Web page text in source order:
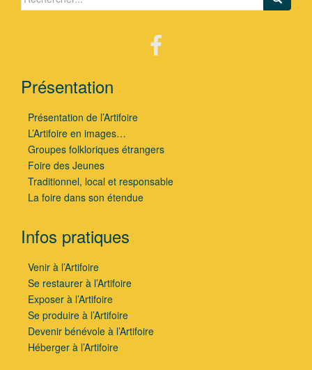
Présentation
Présentation de l’Artifoire
L’Artifoire en images…
Groupes folkloriques étrangers
Foire des Jeunes
Traditionnel, local et responsable
La foire dans son étendue
Infos pratiques
Venir à l’Artifoire
Se restaurer à l’Artifoire
Exposer à l’Artifoire
Se produire à l’Artifoire
Devenir bénévole à l’Artifoire
Héberger à l’Artifoire